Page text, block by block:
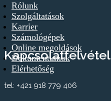
Rólunk
Szolgáltatások
Karrier
Számológépek
Online megoldások
Dokumentumok
Elérhetőség
Kapcsolatfelvétel
tel: +421 918 779 406